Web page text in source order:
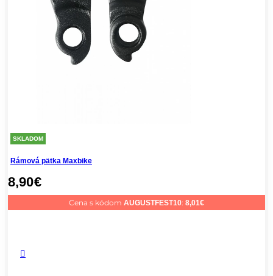
SKLADOM
Rámová pätka Maxbike
8,90€
Cena s kódom AUGUSTFEST10: 8,01€